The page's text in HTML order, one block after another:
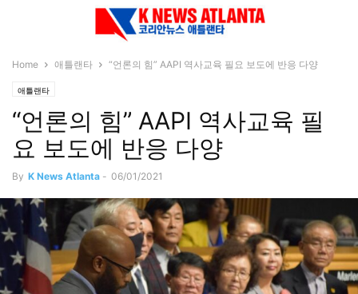
Home 애틀랜타 “언론의 힘” AAPI 역사교육 필요 보도에 반응 다양
애틀랜타
“언론의 힘” AAPI 역사교육 필
요 보도에 반응 다양
By K News Atlanta - 06/01/2021